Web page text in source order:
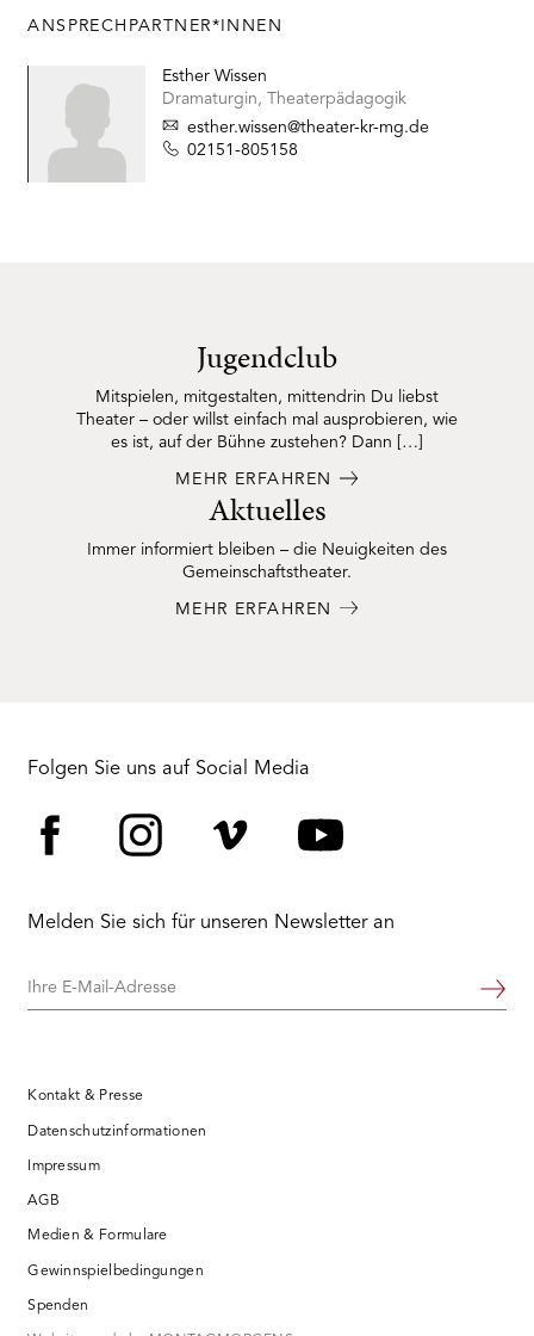
ANSPRECHPARTNER*INNEN
Esther Wissen
Dramaturgin, Theaterpädagogik
esther.wissen@theater-kr-mg.de
02151-805158
Jugendclub
Mitspielen, mitgestalten, mittendrin Du liebst
Theater – oder willst einfach mal ausprobieren, wie
es ist, auf der Bühne zustehen? Dann […]
MEHR ERFAHREN
Aktuelles
Immer informiert bleiben – die Neuigkeiten des
Gemeinschaftstheater.
MEHR ERFAHREN
Folgen Sie uns auf Social Media
Melden Sie sich für unseren Newsletter an
Ihre
Weiter
Kontakt & Presse
Datenschutzinformationen
Impressum
AGB
Medien & Formulare
Gewinnspielbedingungen
Spenden